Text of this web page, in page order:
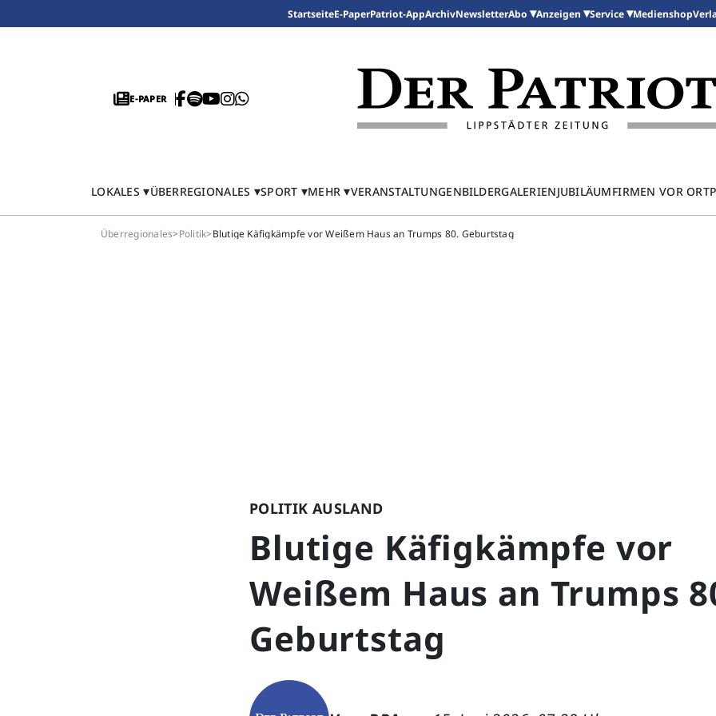
StartseiteE-PaperPatriot-AppArchivNewsletterAbo Anzeigen Service Medienshop
E-PAPER
LOKALES ÜBERREGIONALES SPORT MEHR VERANSTALTUNGENBILDERGALERIENJUBILÄUMFIRMEN VOR ORT
Überregionales>Politik>Blutige Käfigkämpfe vor Weißem Haus an Trumps 80. Geburtstag
POLITIK AUSLAND
Blutige Käfigkämpfe vor
Weißem Haus an Trumps
Geburtstag